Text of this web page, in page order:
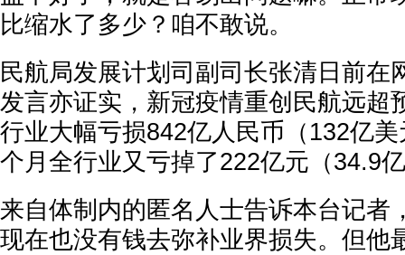
比缩水了多少？咱不敢说。
民航局发展计划司副司长张清日前在
发言亦证实，新冠疫情重创民航远超
行业大幅亏损842亿人民币（132亿
个月全行业又亏掉了222亿元（34.9
来自体制内的匿名人士告诉本台记者
现在也没有钱去弥补业界损失。但他